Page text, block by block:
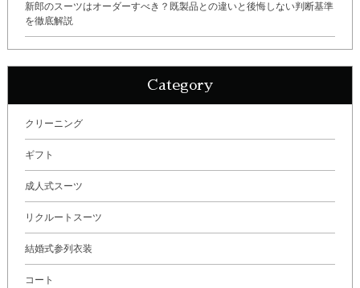
新郎のスーツはオーダーすべき？既製品との違いと後悔しない判断基準
を徹底解説
Category
クリーニング
ギフト
成人式スーツ
リクルートスーツ
結婚式参列衣装
コート